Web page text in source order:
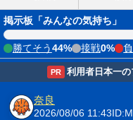
掲示板「みんなの気持ち」
勝てそう44% 接戦0%
PR 利用者日本一
奈良
2026/08/06 11:43